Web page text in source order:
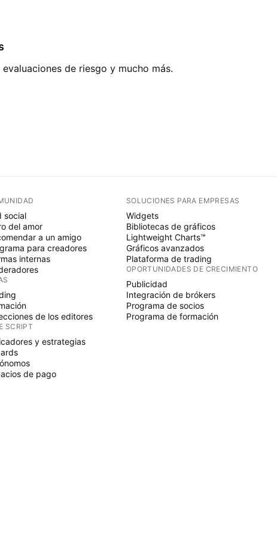
de riesgo y mucho más.
social
del amor
a un amigo
para creadores
internas
de los editores
SCRIPT
y estrategias
de pago
SOLUCIONES PARA EMPRESAS
Widgets
Bibliotecas de gráficos
Lightweight Charts™
Gráficos avanzados
Plataforma de trading
OPORTUNIDADES DE CRECIMIENTO
Publicidad
Integración de brókers
Programa de socios
Programa de formación